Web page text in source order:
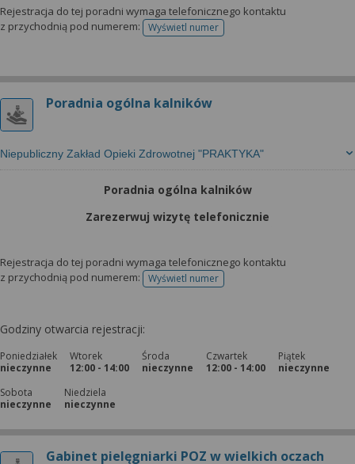
Rejestracja do tej poradni wymaga telefonicznego kontaktu
z przychodnią pod numerem:
Wyświetl numertelefonu do rejestracji
Poradnia ogólna kalników
Niepubliczny Zakład Opieki Zdrowotnej "PRAKTYKA"
Poradnia ogólna kalników
Zarezerwuj wizytę telefonicznie
Rejestracja do tej poradni wymaga telefonicznego kontaktu
z przychodnią pod numerem:
Wyświetl numertelefonu do rejestracji
Godziny otwarcia rejestracji:
Poniedziałek
nieczynne
Wtorek
12:00 - 14:00
Środa
nieczynne
Czwartek
12:00 - 14:00
Piątek
nieczynne
Sobota
nieczynne
Niedziela
nieczynne
Gabinet pielęgniarki POZ w wielkich oczach
możesz też wycofać zgodę na przetwarzanie Twoich
danych tylko w niektórych celach. Jeżeli chcesz
konfigurację szczegółową, to możesz tego dokonać
za pomocą „Ustawień zaawansowanych”.
Więcej informacji na temat wykorzystywania
znajdziesz w Regulaminie Serwisu.